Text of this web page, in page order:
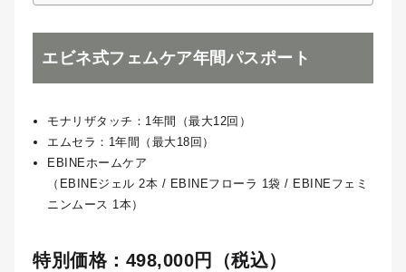
エビネ式フェムケア年間パスポート
モナリザタッチ：1年間（最大12回）
エムセラ：1年間（最大18回）
EBINEホームケア
（EBINEジェル 2本 / EBINEフローラ 1袋 / EBINEフェミ
ニンムース 1本）
特別価格：498,000円（税込）